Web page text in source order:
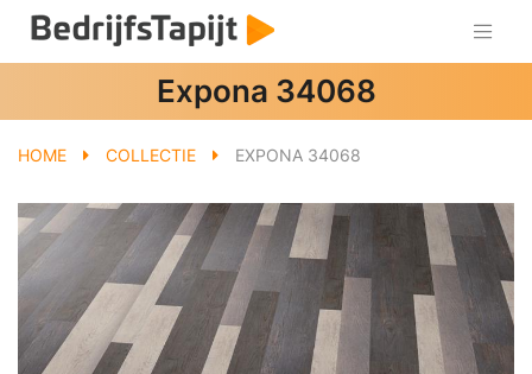
Expona 34068
HOME COLLECTIE EXPONA 34068